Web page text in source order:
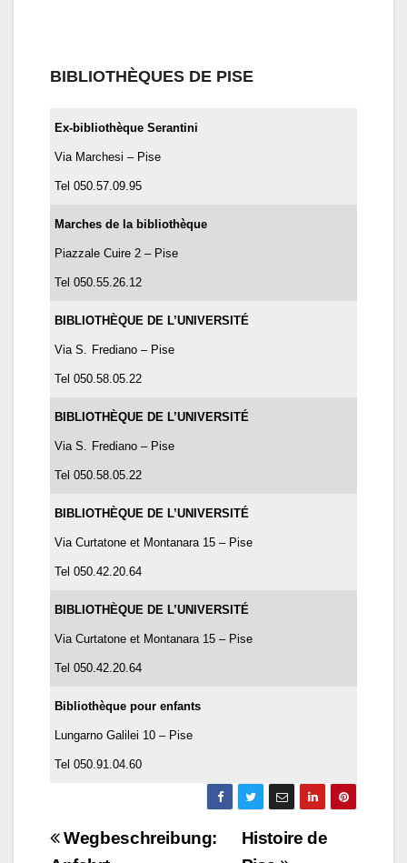
BIBLIOTHÈQUES DE PISE
Ex-bibliothèque Serantini
Via Marchesi – Pise
Tel 050.57.09.95
Marches de la bibliothèque
Piazzale Cuire 2 – Pise
Tel 050.55.26.12
BIBLIOTHÈQUE DE L’UNIVERSITÉ
Via S. Frediano – Pise
Tel 050.58.05.22
BIBLIOTHÈQUE DE L’UNIVERSITÉ
Via S. Frediano – Pise
Tel 050.58.05.22
BIBLIOTHÈQUE DE L’UNIVERSITÉ
Via Curtatone et Montanara 15 – Pise
Tel 050.42.20.64
BIBLIOTHÈQUE DE L’UNIVERSITÉ
Via Curtatone et Montanara 15 – Pise
Tel 050.42.20.64
Bibliothèque pour enfants
Lungarno Galilei 10 – Pise
Tel 050.91.04.60
Navigazione
Histoire de
Wegbeschreibung: